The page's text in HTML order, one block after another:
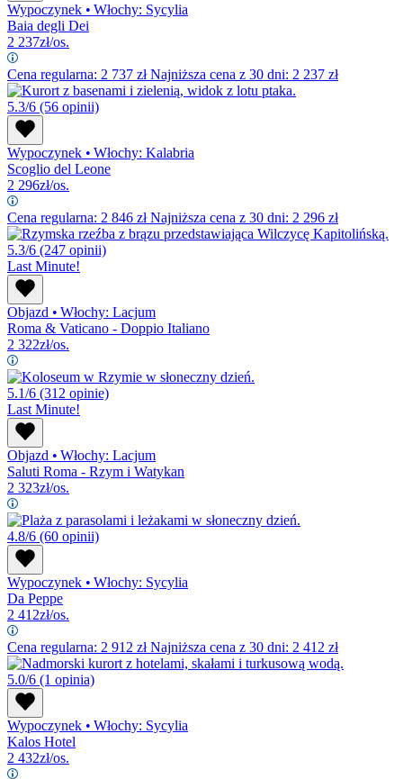
Wypoczynek • Włochy: Sycylia
Baia degli Dei
2 237zł/os.
Cena regularna: 2 737 złNajniższa cena z 30 dni: 2 237 zł
5.3/6 (56 opinii)
Wypoczynek • Włochy: Kalabria
Scoglio del Leone
2 296zł/os.
Cena regularna: 2 846 złNajniższa cena z 30 dni: 2 296 zł
5.3/6 (247 opinii)
Last Minute!
Objazd • Włochy: Lacjum
Roma & Vaticano - Doppio Italiano
2 322zł/os.
5.1/6 (312 opinie)
Last Minute!
Objazd • Włochy: Lacjum
Saluti Roma - Rzym i Watykan
2 323zł/os.
4.8/6 (60 opinii)
Wypoczynek • Włochy: Sycylia
Da Peppe
2 412zł/os.
Cena regularna: 2 912 złNajniższa cena z 30 dni: 2 412 zł
5.0/6 (1 opinia)
Wypoczynek • Włochy: Sycylia
Kalos Hotel
2 432zł/os.